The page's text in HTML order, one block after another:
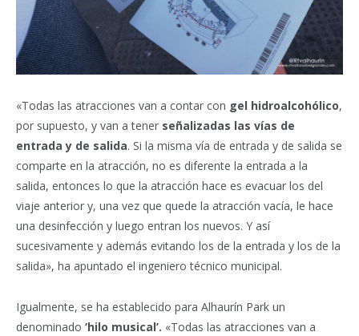
«Todas las atracciones van a contar con gel hidroalcohólico,
por supuesto, y van a tener señalizadas las vías de
entrada y de salida. Si la misma vía de entrada y de salida se
comparte en la atracción, no es diferente la entrada a la
salida, entonces lo que la atracción hace es evacuar los del
viaje anterior y, una vez que quede la atracción vacía, le hace
una desinfección y luego entran los nuevos. Y así
sucesivamente y además evitando los de la entrada y los de la
salida», ha apuntado el ingeniero técnico municipal.
Igualmente, se ha establecido para Alhaurín Park un
denominado ‘hilo musical’. «Todas las atracciones van a